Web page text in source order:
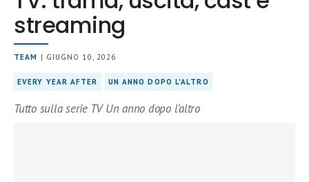
streaming
TEAM | GIUGNO 10, 2026
EVERY YEAR AFTER UN ANNO DOPO L'ALTRO
Tutto sulla serie TV Un anno dopo l’altro